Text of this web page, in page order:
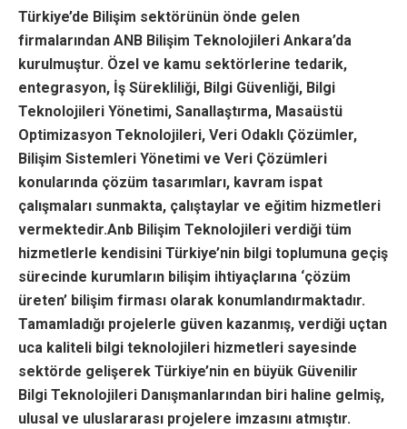
Türkiye’de Bilişim sektörünün önde gelen
firmalarından ANB Bilişim Teknolojileri Ankara’da
kurulmuştur. Özel ve kamu sektörlerine tedarik,
entegrasyon, İş Sürekliliği, Bilgi Güvenliği, Bilgi
Teknolojileri Yönetimi, Sanallaştırma, Masaüstü
Optimizasyon Teknolojileri, Veri Odaklı Çözümler,
Bilişim Sistemleri Yönetimi ve Veri Çözümleri
konularında çözüm tasarımları, kavram ispat
çalışmaları sunmakta, çalıştaylar ve eğitim hizmetleri
vermektedir.Anb Bilişim Teknolojileri verdiği tüm
hizmetlerle kendisini Türkiye’nin bilgi toplumuna geçiş
sürecinde kurumların bilişim ihtiyaçlarına ‘çözüm
üreten’ bilişim firması olarak konumlandırmaktadır.
Tamamladığı projelerle güven kazanmış, verdiği uçtan
uca kaliteli bilgi teknolojileri hizmetleri sayesinde
sektörde gelişerek Türkiye’nin en büyük Güvenilir
Bilgi Teknolojileri Danışmanlarından biri haline gelmiş,
ulusal ve uluslararası projelere imzasını atmıştır.